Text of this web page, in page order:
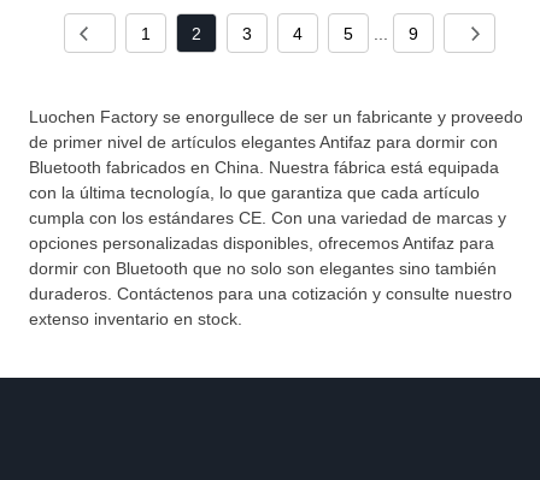
1 2 3 4 5 9
Luochen Factory se enorgullece de ser un fabricante y proveedor
de primer nivel de artículos elegantes Antifaz para dormir con
Bluetooth fabricados en China. Nuestra fábrica está equipada
con la última tecnología, lo que garantiza que cada artículo
cumpla con los estándares CE. Con una variedad de marcas y
opciones personalizadas disponibles, ofrecemos Antifaz para
dormir con Bluetooth que no solo son elegantes sino también
duraderos. Contáctenos para una cotización y consulte nuestro
extenso inventario en stock.